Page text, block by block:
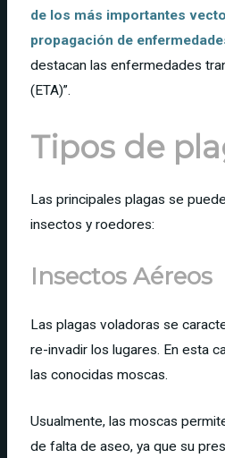
de los más importantes
propagación de
destacan las enfermedades
(ETA)”.
Tipos de
Las principales plagas se
insectos y roedores:
Insectos Aéreos
Las plagas voladoras se
re-invadir los lugares. En esta
las conocidas moscas.
Usualmente, las moscas
de falta de aseo, ya que su